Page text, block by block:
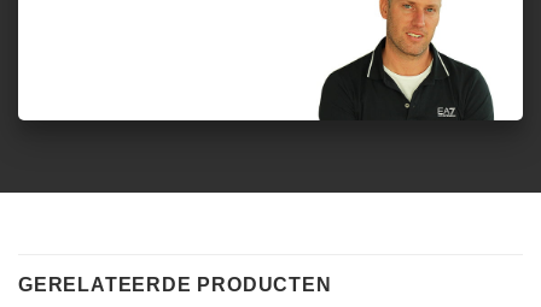
GERELATEERDE PRODUCTEN